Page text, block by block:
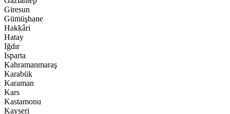
Giresun
Gümüşhane
Hakkâri
Hatay
Iğdır
Isparta
Kahramanmaraş
Karabük
Karaman
Kars
Kastamonu
Kayseri